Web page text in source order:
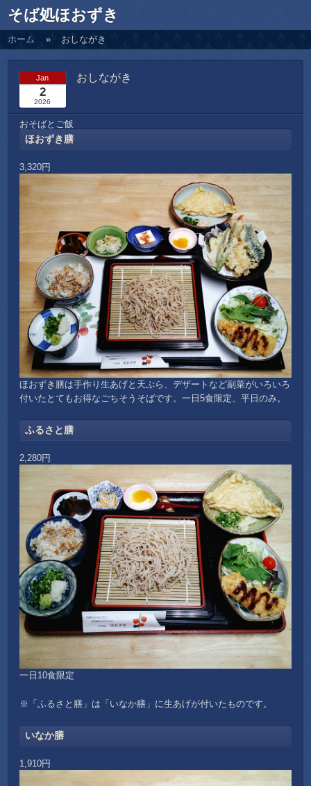
そば処ほおずき
ホーム おしながき
おしながき
Jan
2
2026
おそばとご飯
ほおずき膳
3,320円
ほおずき膳は手作り生あげと天ぷら、デザートなど副菜がいろいろ
付いたとてもお得なごちそうそばです。一日5食限定、平日のみ。
ふるさと膳
2,280円
一日10食限定
※「ふるさと膳」は「いなか膳」に生あげが付いたものです。
いなか膳
1,910円